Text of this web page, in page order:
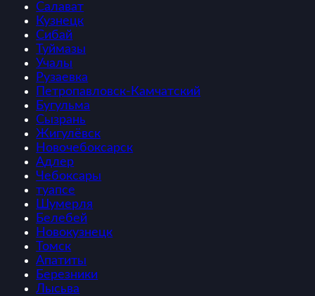
Салават
Кузнецк
Сибай
Туймазы
Учалы
Рузаевка
Петропавловск-Камчатский
Бугульма
Сызрань
Жигулёвск
Новочебоксарск
Адлер
Чебоксары
туапсе
Шумерля
Белебей
Новокузнецк
Томск
Апатиты
Березники
Лысьва